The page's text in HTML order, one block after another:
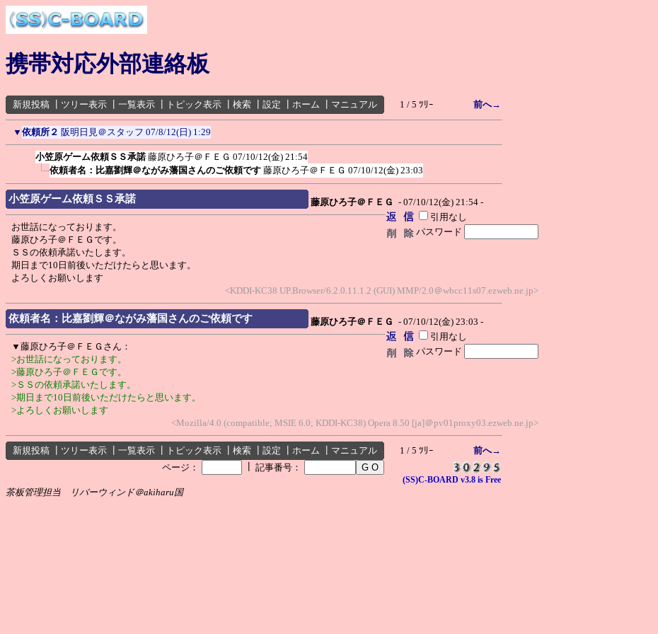
携帯対応外部連絡板
新規投稿 ツリー表示 一覧表示 トピック表示 検索 設定 ホーム マニュアル 1 / 5 ﾂﾘｰ 前へ→
▼ 依頼所２ 阪明日見＠スタッフ 07/8/12(日) 1:29
小笠原ゲーム依頼ＳＳ承諾 藤原ひろ子＠ＦＥＧ 07/10/12(金) 21:54
依頼者名：比嘉劉輝＠ながみ藩国さんのご依頼です 藤原ひろ子＠ＦＥＧ 07/10/12(金) 23:03
小笠原ゲーム依頼ＳＳ承諾 藤原ひろ子＠ＦＥＧ - 07/10/12(金) 21:54 -
引用なし
パスワード
お世話になっております。
藤原ひろ子＠ＦＥＧです。
ＳＳの依頼承諾いたします。
期日まで10日前後いただけたらと思います。
よろしくお願いします
<KDDI-KC38 UP.Browser/6.2.0.11.1.2 (GUI) MMP/2.0＠wbcc11s07.ezweb.ne.jp>
依頼者名：比嘉劉輝＠ながみ藩国さんのご依頼です 藤原ひろ子＠ＦＥＧ - 07/10/12(金) 23:03 -
引用なし
パスワード
▼藤原ひろ子＠ＦＥＧさん：
>お世話になっております。
>藤原ひろ子＠ＦＥＧです。
>ＳＳの依頼承諾いたします。
>期日まで10日前後いただけたらと思います。
>よろしくお願いします
<Mozilla/4.0 (compatible; MSIE 6.0; KDDI-KC38) Opera 8.50 [ja]＠pv01proxy03.ezweb.ne.jp>
新規投稿 ツリー表示 一覧表示 トピック表示 検索 設定 ホーム マニュアル 1 / 5 ﾂﾘｰ
前へ→
ページ：
記事番号：
(SS)C-BOARD v3.8 is Free
茶板管理担当 リバーウィンド＠akiharu国